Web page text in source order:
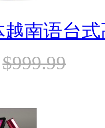
南语台
$999.99